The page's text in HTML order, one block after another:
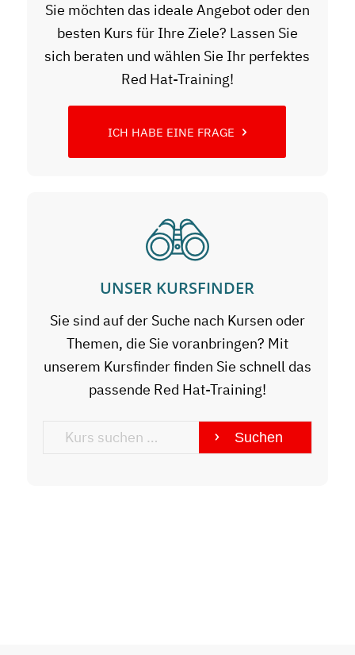
Sie möchten das ideale Angebot oder den
besten Kurs für Ihre Ziele? Lassen Sie
sich beraten und wählen Sie Ihr perfektes
Red Hat-Training!
ICH HABE EINE FRAGE
UNSER KURSFINDER
Sie sind auf der Suche nach Kursen oder
Themen, die Sie voranbringen? Mit
unserem Kursfinder finden Sie schnell das
passende Red Hat-Training!